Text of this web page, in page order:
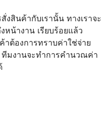
งสินค้ากับเรานั้น ทางเราจะ
หน้างาน เรียบร้อยแล้ว
าต้องการทราบค่าใช่จ่าย
มงานจะทำการคำนวณค่า